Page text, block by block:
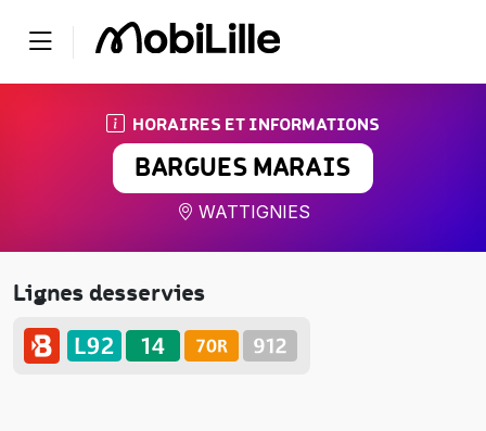
HORAIRES ET INFORMATIONS
BARGUES MARAIS
WATTIGNIES
Lignes desservies